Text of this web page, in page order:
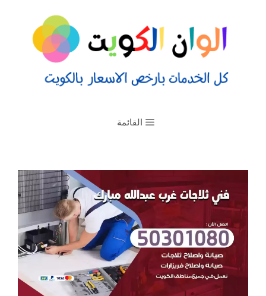
القائمة